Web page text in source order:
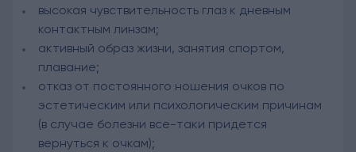
высокая чувствительность глаз к дневным
контактным линзам;
активный образ жизни, занятия спортом,
плавание;
отказ от постоянного ношения очков по
эстетическим или психологическим причинам
(в случае болезни все-таки придется
вернуться к очкам);